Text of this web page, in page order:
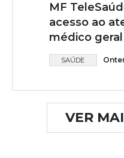
MF
acesso ao
médico
SAÚDE
VER